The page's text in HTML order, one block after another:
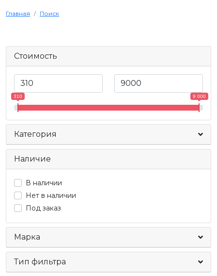
Главная Поиск
Стоимость
310 9 000
Наличие
В наличии
Нет в наличии
Под заказ
Марка
Тип фильтра
Категория